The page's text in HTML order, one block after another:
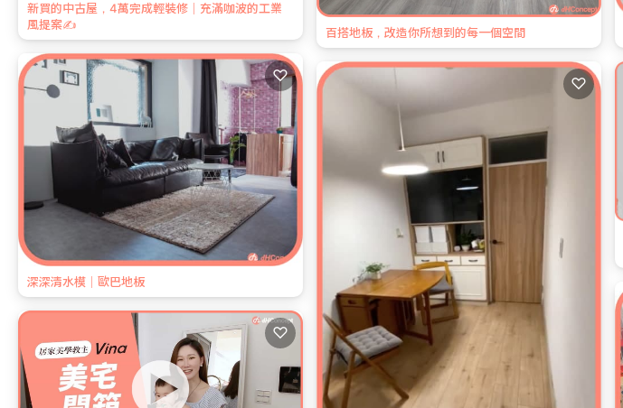
新買的中古屋，4萬完成輕裝修｜充滿咖波的工業
風提案✍️
百搭地板，改造你所想到的每一個空間
深深清水模｜歐巴地板
♡ ♡
♡